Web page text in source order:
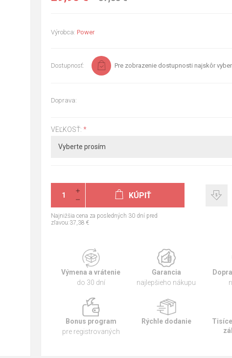
Výrobca: Power
Dostupnosť: Pre zobrazenie dostupnosti najskôr
Doprava:
VEĽKOSŤ: *
KÚPIŤ
Najnižšia cena za posledných 30 dní pred
zľavou:37,38 €
Výmena a vrátenie
do 30 dní
Garancia
najlepšieho nákupu
Bonus program
pre registrovaných
Rýchle dodanie